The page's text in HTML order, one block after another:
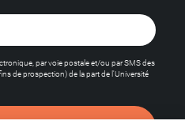
par voie postale et/ou par SMS des
de prospection) de la part de l'Université